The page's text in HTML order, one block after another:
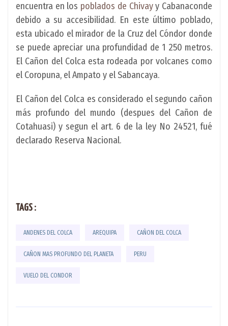
encuentra en los poblados de Chivayy Cabanaconde
debido a su accesibilidad. En este último poblado,
esta ubicado el mirador de la Cruz del Cóndor donde
se puede apreciar una profundidad de 1 250 metros.
El Cañon del Colca esta rodeada por volcanes como
el Coropuna, el Ampato y el Sabancaya.
El Cañon del Colca es considerado el segundo cañon
más profundo del mundo (despues del Cañon de
Cotahuasi) y segun el art. 6 de la ley No 24521, fué
declarado Reserva Nacional.
TAGS :
ANDENES DEL COLCA AREQUIPA CAÑON DEL COLCA
CAÑON MAS PROFUNDO DEL PLANETA PERU
VUELO DEL CONDOR